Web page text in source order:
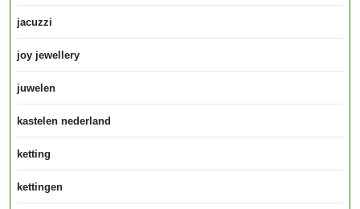
jacuzzi
joy jewellery
juwelen
kastelen nederland
ketting
kettingen